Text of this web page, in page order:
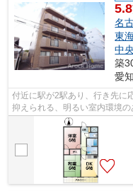
5.8
名
東
中
築
愛
付近に駅が2駅あり、行き先に
抑えられる、明るい室内環境
費用をカードでお支払いいただ